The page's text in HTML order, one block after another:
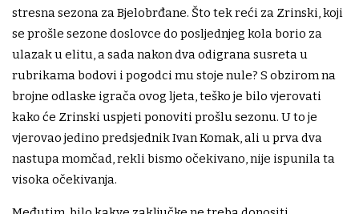
stresna sezona za Bjelobrđane. Što tek reći za Zrinski, koji
se prošle sezone doslovce do posljednjeg kola borio za
ulazak u elitu, a sada nakon dva odigrana susreta u
rubrikama bodovi i pogodci mu stoje nule? S obzirom na
brojne odlaske igrača ovog ljeta, teško je bilo vjerovati
kako će Zrinski uspjeti ponoviti prošlu sezonu. U to je
vjerovao jedino predsjednik Ivan Komak, ali u prva dva
nastupa momčad, rekli bismo očekivano, nije ispunila ta
visoka očekivanja.